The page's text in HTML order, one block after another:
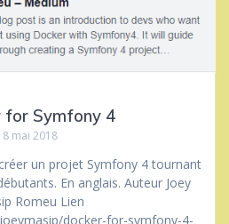
for Symfony 4
8 mai 2018
un projet Symfony 4 tournant
En anglais. Auteur Joey
Romeu Lien
docker-for-symfony-4-